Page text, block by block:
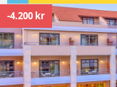
-4.200 kr